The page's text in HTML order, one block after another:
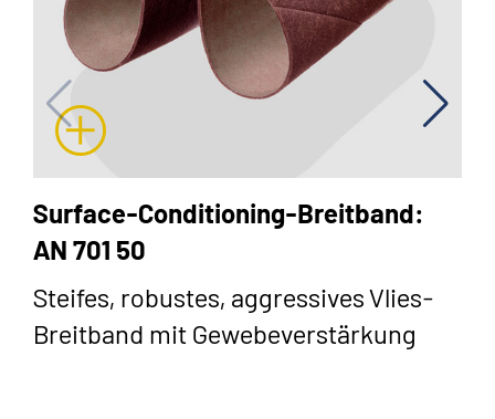
Surface-Conditioning-Breitband:
AN 701 50
Steifes, robustes, aggressives Vlies-
Breitband mit Gewebeverstärkung